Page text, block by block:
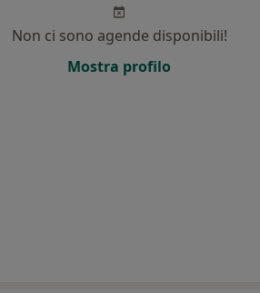
Non ci sono agende disponibili!
Mostra profilo